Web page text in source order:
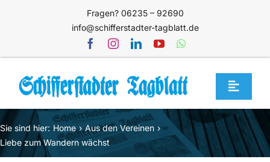
Fragen? 06235 – 92690
info@schifferstadter-tagblatt.de
Toggle
Home
Themen
Sie sind hier: Home
Aus den Vereinen
Liebe zum Wandern wächst